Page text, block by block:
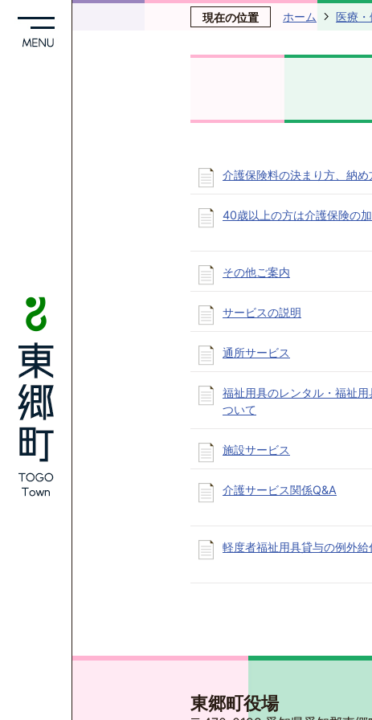
現在の位置 ホーム 医療
介護保険料の決まり方、納め
40歳以上の方は介護保険の
その他ご案内
サービスの説明
通所サービス
福祉用具のレンタル・福祉用
ついて
施設サービス
介護サービス関係Q&A
軽度者福祉用具貸与の例外給
東郷町役場